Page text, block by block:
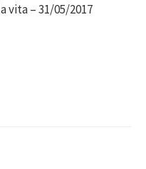
vita – 31/05/2017